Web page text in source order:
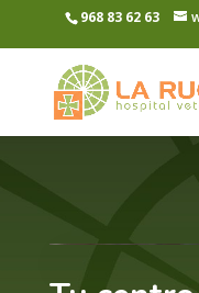
968 83 62 63